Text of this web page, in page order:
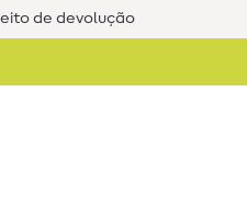
de devolução